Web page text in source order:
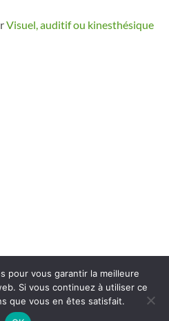
Visuel, auditif ou kinesthésique
légales
pour vous garantir la meilleure
Si vous continuez à utiliser ce
que vous en êtes satisfait.